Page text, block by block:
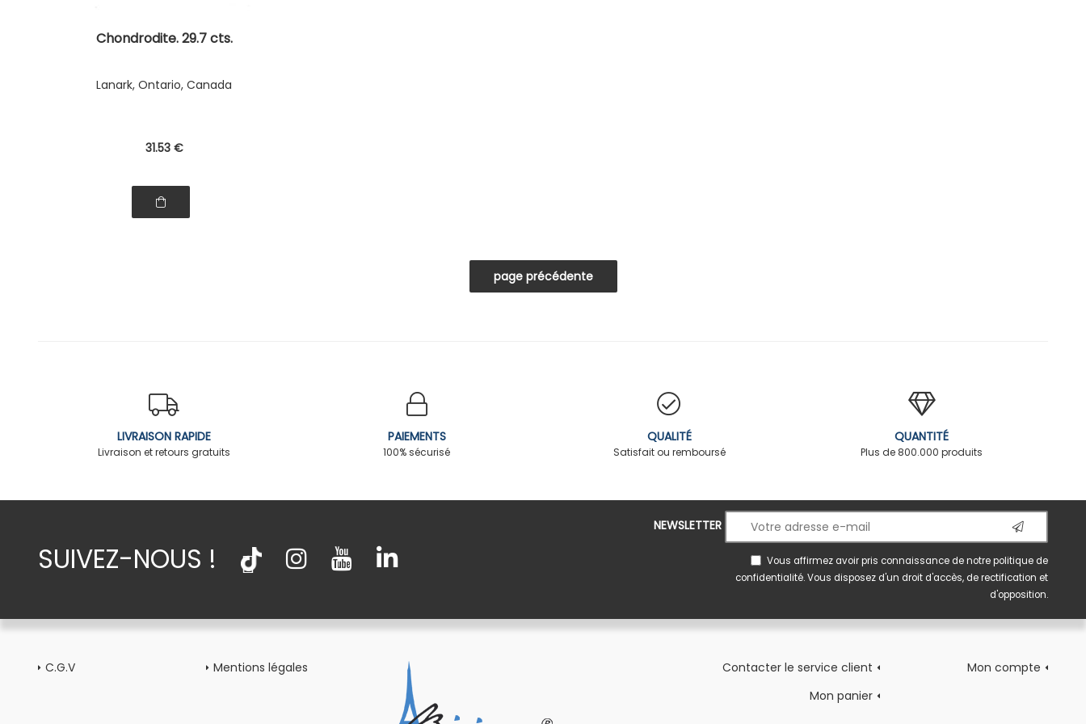
Chondrodite. 29.7 cts.
Lanark, Ontario, Canada
31.53 €
LIVRAISON RAPIDE
Livraison et retours gratuits
PAIEMENTS
100% sécurisé
QUALITÉ
Satisfait ou remboursé
QUANTITÉ
Plus de 800.000 produits
SUIVEZ-NOUS !
NEWSLETTER
Vous affirmez avoir pris connaissance de notrepolitique de
confidentialité. Vous disposez d'un droit d'accès, de rectification et
d'opposition.
C.G.V Mentions légales Contacter le service client
Mon compte
Mon panier